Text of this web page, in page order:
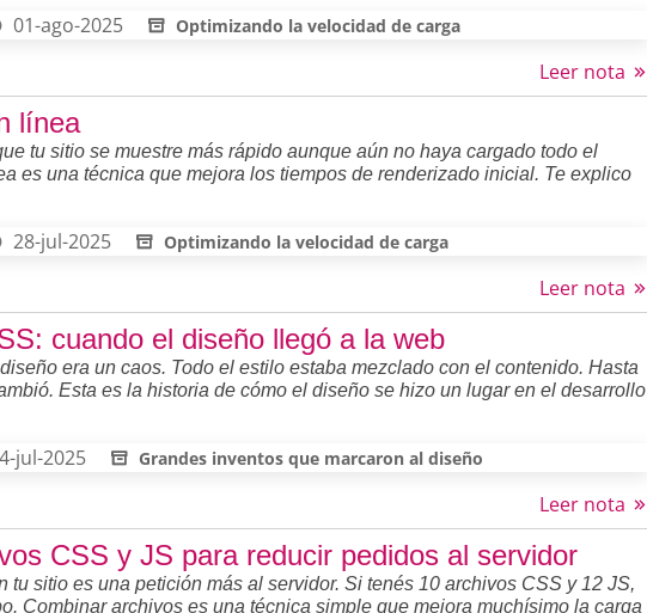
01-ago-2025 Optimizando la velocidad de carga
Leer nota
línea
tu sitio se muestre más rápido aunque aún no haya cargado todo el
es una técnica que mejora los tiempos de renderizado inicial. Te explico
28-jul-2025 Optimizando la velocidad de carga
Leer nota
cuando el diseño llegó a la web
era un caos. Todo el estilo estaba mezclado con el contenido. Hasta
Esta es la historia de cómo el diseño se hizo un lugar en el desarrollo
jul-2025 Grandes inventos que marcaron al diseño
Leer nota
CSS y JS para reducir pedidos al servidor
tu sitio es una petición más al servidor. Si tenés 10 archivos CSS y 12 JS,
Combinar archivos es una técnica simple que mejora muchísimo la carga